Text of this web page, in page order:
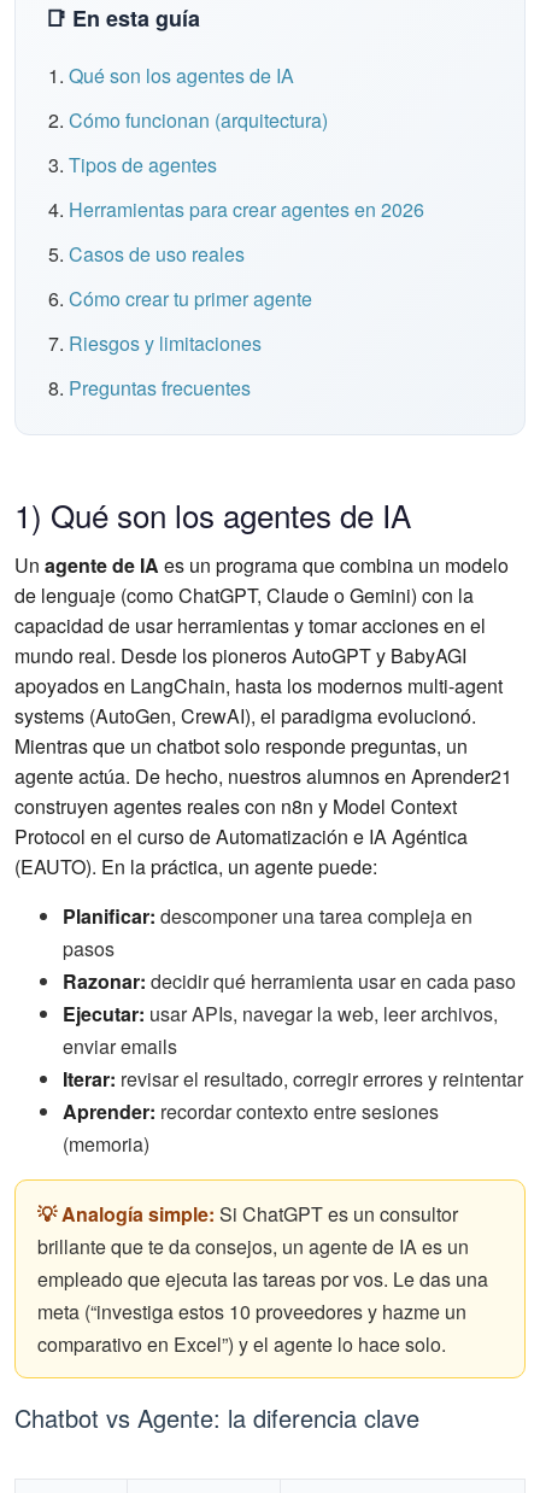
📑 En esta guía
Qué son los agentes de IA
Cómo funcionan (arquitectura)
Tipos de agentes
Herramientas para crear agentes en 2026
Casos de uso reales
Cómo crear tu primer agente
Riesgos y limitaciones
Preguntas frecuentes
1) Qué son los agentes de IA
Un agente de IA es un programa que combina un modelo
de lenguaje (como ChatGPT, Claude o Gemini) con la
capacidad de usar herramientas y tomar acciones en el
mundo real. Desde los pioneros AutoGPT y BabyAGI
apoyados en LangChain, hasta los modernos multi-agent
systems (AutoGen, CrewAI), el paradigma evolucionó.
Mientras que un chatbot solo responde preguntas, un
agente actúa. De hecho, nuestros alumnos en Aprender21
construyen agentes reales con n8n y Model Context
Protocol en el curso de Automatización e IA Agéntica
(EAUTO). En la práctica, un agente puede:
Planificar: descomponer una tarea compleja en
pasos
Razonar: decidir qué herramienta usar en cada paso
Ejecutar: usar APIs, navegar la web, leer archivos,
enviar emails
Iterar: revisar el resultado, corregir errores y reintentar
Aprender: recordar contexto entre sesiones
(memoria)
💡 Analogía simple: Si ChatGPT es un consultor
brillante que te da consejos, un agente de IA es un
empleado que ejecuta las tareas por vos. Le das una
meta (“investiga estos 10 proveedores y hazme un
comparativo en Excel”) y el agente lo hace solo.
Chatbot vs Agente: la diferencia clave